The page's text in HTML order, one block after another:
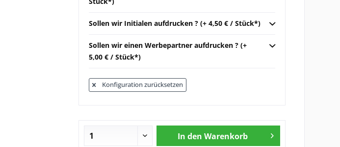
Sollen wir Initialen aufdrucken ? (+ 4,50 € / Stück*)
Sollen wir einen Werbepartner aufdrucken ? (+
5,00 € / Stück*)
Konfiguration zurücksetzen
In den Warenkorb